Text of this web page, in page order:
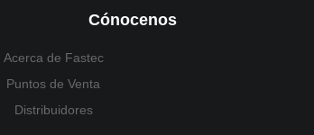
Cónocenos
Acerca de Fastec
Puntos de Venta
Distribuidores